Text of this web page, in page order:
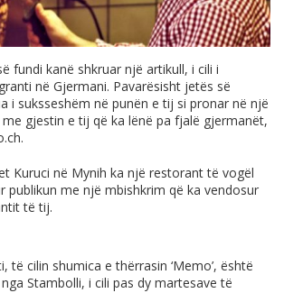
fundi kanë shkruar një artikull, i cili i
në Gjermani. Pavarësisht jetës së
i suksseshëm në punën e tij si pronar në një
gjestin e tij që ka lënë pa fjalë gjermanët,
.
Kuruci në Mynih ka një restorant të vogël
publikun me një mbishkrim që ka vendosur
të tij.
të cilin shumica e thërrasin ‘Memo’, është
Stambolli, i cili pas dy martesave të